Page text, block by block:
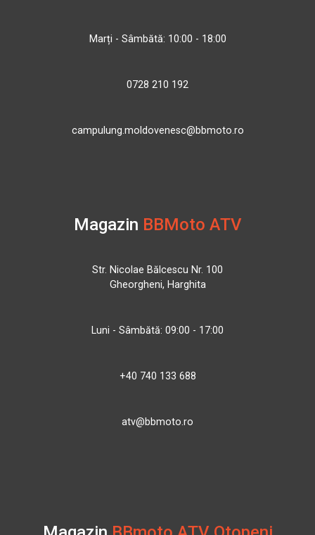
Marți - Sâmbătă: 10:00 - 18:00
0728 210 192
campulung.moldovenesc@bbmoto.ro
Magazin BBMoto ATV
Str. Nicolae Bălcescu Nr. 100
Gheorgheni, Harghita
Luni - Sâmbătă: 09:00 - 17:00
+40 740 133 688
atv@bbmoto.ro